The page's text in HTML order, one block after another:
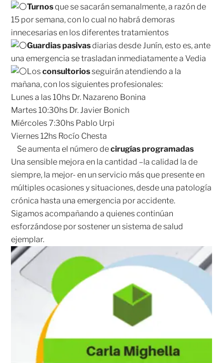
Turnosque se sacarán semanalmente, a razón de
15 por semana, con lo cual no habrá demoras
innecesarias en los diferentes tratamientos
Guardias pasivasdiarias desde Junín, esto es, ante
una emergencia se trasladan inmediatamente a Vedia
Losconsultoriosseguirán atendiendo a la
mañana, con los siguientes profesionales:
Lunes a las 10hs Dr. Nazareno Bonina
Martes 10:30hs Dr. Javier Bonich
Miércoles 7:30hs Pablo Urpi
Viernes 12hs Rocío Chesta
Se aumenta el número decirugías programadas
Una sensible mejora en la cantidad –la calidad la de
siempre, la mejor- en un servicio más que presente en
múltiples ocasiones y situaciones, desde una patología
crónica hasta una emergencia por accidente.
Sigamos acompañando a quienes continúan
esforzándose por sostener un sistema de salud
ejemplar.